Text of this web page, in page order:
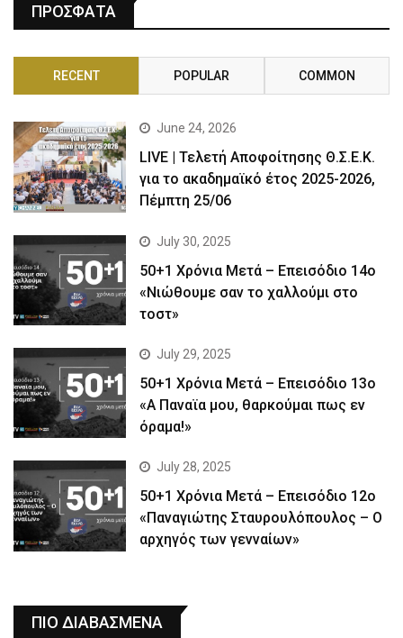
ΠΡΟΣΦΑΤΑ
RECENT POPULAR COMMON
June 24, 2026
LIVE | Τελετή Αποφοίτησης Θ.Σ.Ε.Κ.
για το ακαδημαϊκό έτος 2025-2026,
Πέμπτη 25/06
July 30, 2025
50+1 Χρόνια Μετά – Επεισόδιο 14ο
«Νιώθουμε σαν το χαλλούμι στο
τοστ»
July 29, 2025
50+1 Χρόνια Μετά – Επεισόδιο 13ο
«Α Παναϊα μου, θαρκούμαι πως εν
όραμα!»
July 28, 2025
50+1 Χρόνια Μετά – Επεισόδιο 12ο
«Παναγιώτης Σταυρουλόπουλος – Ο
αρχηγός των γενναίων»
ΠΙΟ ΔΙΑΒΑΣΜΕΝΑ